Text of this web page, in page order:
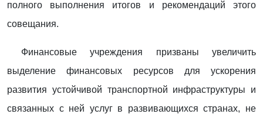
полного выполнения итогов и рекомендаций этого
совещания.
Финансовые учреждения призваны увеличить
выделение финансовых ресурсов для ускорения
развития устойчивой транспортной инфраструктуры и
связанных с ней услуг в развивающихся странах, не